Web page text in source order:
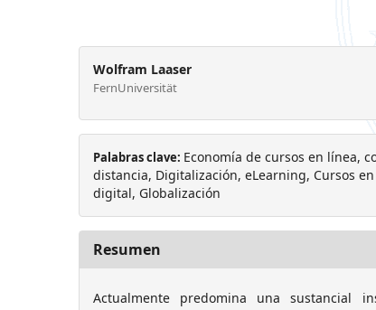
Wolfram Laaser
FernUniversität
Palabras clave: Economía de cursos en línea,
distancia, Digitalización, eLearning, Cursos
digital, Globalización
Resumen
Actualmente predomina una sustancial